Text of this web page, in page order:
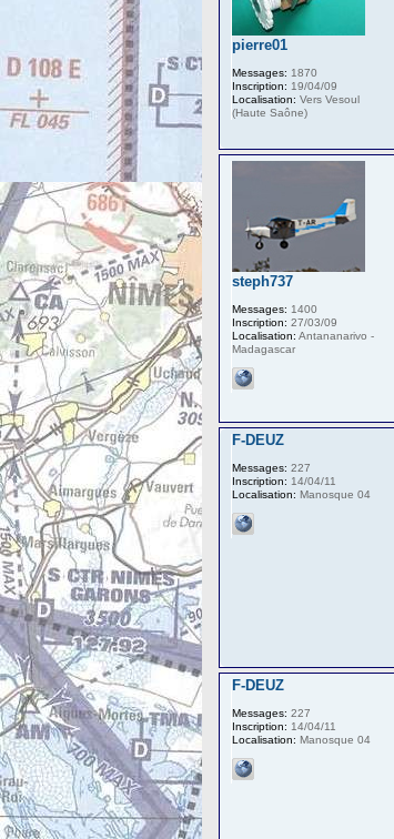
pierre01
Messages: 1870
Inscription: 19/04/09
Localisation: Vers Vesoul
(Haute Saône)
steph737
Messages: 1400
Inscription: 27/03/09
Localisation: Antananarivo -
Madagascar
F-DEUZ
Messages: 227
Inscription: 14/04/11
Localisation: Manosque 04
F-DEUZ
Messages: 227
Inscription: 14/04/11
Localisation: Manosque 04